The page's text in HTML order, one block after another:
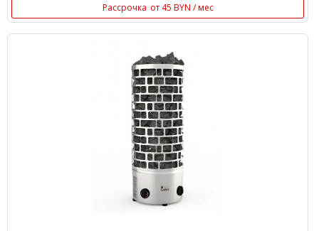
Рассрочка от 45 BYN / мес